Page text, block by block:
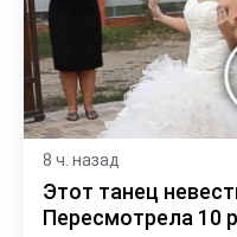
8 ч. назад
Этот танец
Пересмотрела 10